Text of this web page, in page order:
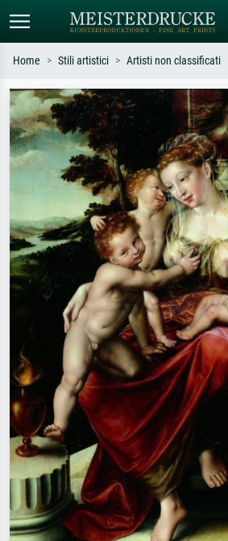
Ricerca standard
Cerca per artista, titolo o stile – es.
Monet, Notte stellata,
Impressionismo, onda di Hokusai,
nudo.
astratto
olio
Home Stili artistici Artisti non classificati